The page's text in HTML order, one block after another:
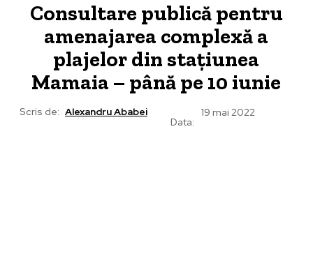
Consultare publică pentru
amenajarea complexă a
plajelor din stațiunea
Mamaia – până pe 10 iunie
Scris de: Alexandru Ababei
Data:
19 mai 2022